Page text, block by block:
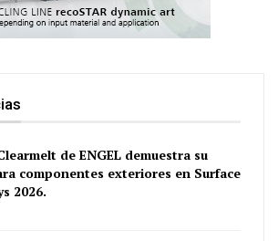
de ENGEL demuestra su
componentes exteriores en Surface
2026.